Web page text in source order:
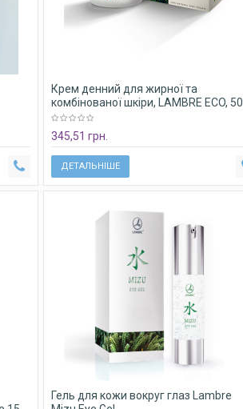
Крем денний для жирної та
комбінованої шкіри, LAMBRE ECO, 50
мл ECO DAY CREAM OILY
345,51 грн.
ДЕТАЛЬНІШЕ
Гель для кожи вокруг глаз Lambre